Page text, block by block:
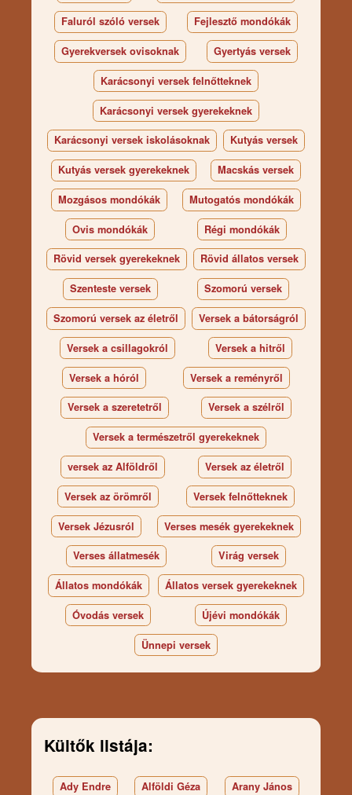
Faluról szóló versek Fejlesztő mondókák
Gyerekversek ovisoknak Gyertyás versek
Karácsonyi versek felnőtteknek
Karácsonyi versek gyerekeknek
Karácsonyi versek iskolásoknak Kutyás versek
Kutyás versek gyerekeknek Macskás versek
Mozgásos mondókák Mutogatós mondókák
Ovis mondókák Régi mondókák
Rövid versek gyerekeknek Rövid állatos versek
Szenteste versek Szomorú versek
Szomorú versek az életről Versek a bátorságról
Versek a csillagokról Versek a hitről
Versek a hóról Versek a reményről
Versek a szeretetről Versek a szélről
Versek a természetről gyerekeknek
versek az Alföldről Versek az életről
Versek az örömről Versek felnőtteknek
Versek Jézusról Verses mesék gyerekeknek
Verses állatmesék Virág versek
Állatos mondókák Állatos versek gyerekeknek
Óvodás versek Újévi mondókák
Ünnepi versek
Kültők listája:
Ady Endre Alföldi Géza Arany János